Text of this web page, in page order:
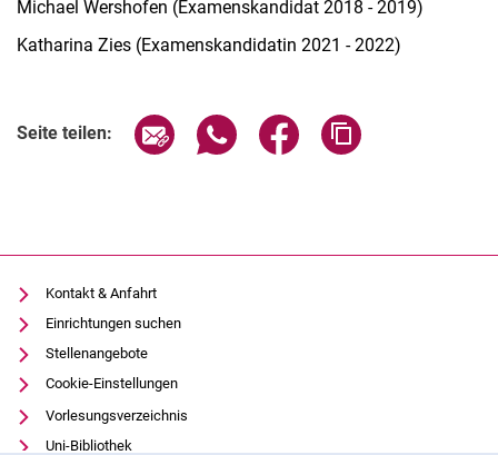
Michael Wershofen (Examenskandidat 2018 - 2019)
Katharina Zies (Examenskandidatin 2021 - 2022)
Seite teilen: Seite über E-Mail teilen
Seite über WhatsApp teilen
Seite über Facebook
Kontakt & Anfahrt
Einrichtungen suchen
Stellenangebote
Cookie-Einstellungen
Vorlesungsverzeichnis
Uni-Bibliothek